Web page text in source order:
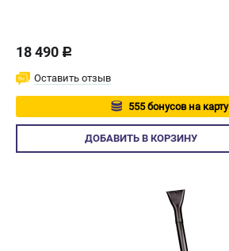
18 490 c
Оставить отзыв
555 бонусов на карту
Авторизуйтесь
ДОБАВИТЬ В КОРЗИНУ